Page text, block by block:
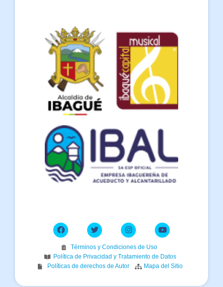
Términos y Condiciones de Uso
Política de Privacidad y Tratamiento de Datos
Políticas de derechos de Autor
Mapa del Sitio